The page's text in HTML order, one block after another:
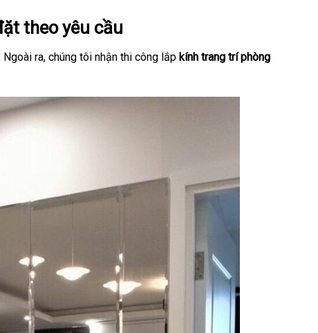
theo yêu cầu
Ngoài ra, chúng tôi nhận thi công lắp kính trang trí phòng